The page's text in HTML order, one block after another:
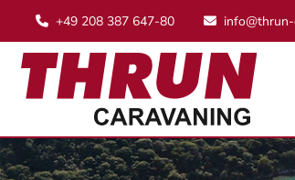
+49 208 387 647-80